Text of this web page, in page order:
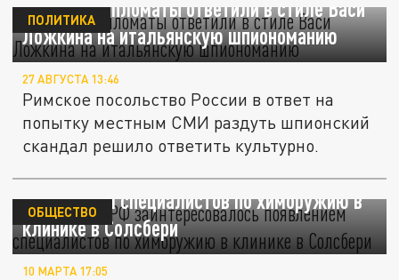
Русские дипломаты ответили в стиле Васи
Ложкина на итальянскую шпиономанию
ПОЛИТИКА
27 АВГУСТА 13:46
Римское посольство России в ответ на
попытку местным СМИ раздуть шпионский
скандал решило ответить культурно.
Посольство РФ заинтересовалось
появлением специалистов по химоружию в
клинике в Солсбери
ОБЩЕСТВО
10 МАРТА 17:05